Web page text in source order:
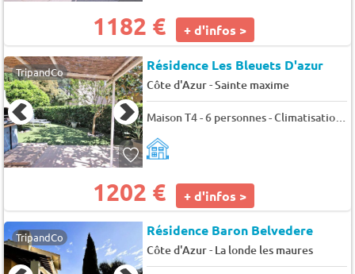
1182 € + d'infos >
TripandCo Résidence Les Bleuets D'azur
Côte d'Azur-Sainte maxime
Maison T4 - 6 personnes - Climatisation - WiFi - Jardin - Terrasse - Sainte Maxime - Classé 3* - 6 pers. - 55m2 - TV - Animaux admis
1202 € + d'infos >
TripandCo Résidence Baron Belvedere
Côte d'Azur- La londe les maures